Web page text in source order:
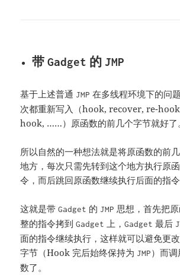
带Gadget 的JMP
基于上述普通 JMP 在多线程环境下的问
次都重新写入（hook, recover, re-
hook, ……）原函数的前几个字节就好了
所以自然的一种想法就是将原函数的前
地方，每次只需先转到这个地方执行原
令，而后跳回原函数继续执行后面的指令
这就是带Gadget 的 JMP 思想，首先把
整的指令拷到Gadget 上，Gadget 最后
面的指令继续执行，这样就可以避免更
字节（Hook 完后始终保持为 JMP）而
数了。